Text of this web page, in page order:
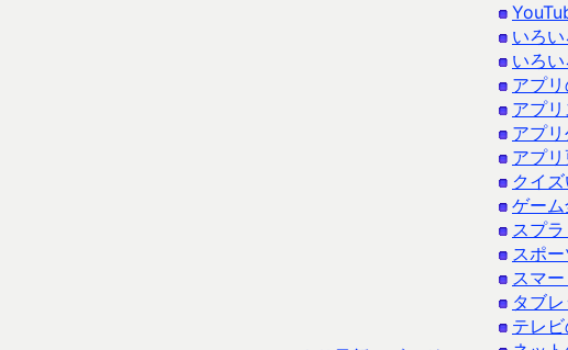
いろ
いろ
アプ
アプ
アプ
アプ
クイ
ゲー
スプ
スポ
スマ
タブ
テレ